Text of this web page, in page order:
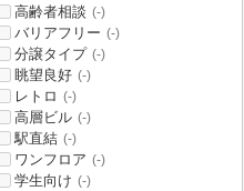
高齢者相談 (-)
バリアフリー (-)
分譲タイプ (-)
眺望良好 (-)
レトロ (-)
高層ビル (-)
駅直結 (-)
ワンフロア (-)
学生向け (-)